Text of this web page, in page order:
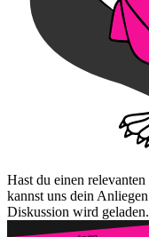
Hast du einen
kannst uns dein
Diskussion wird